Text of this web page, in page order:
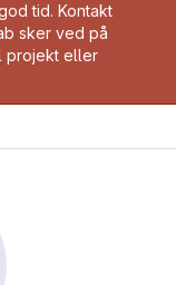
tid. Kontakt
sker ved på
projekt eller